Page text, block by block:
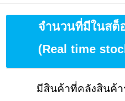
จำนวนที่มีในสต็
(Real time
มีสินค้าที่คลังสินค้